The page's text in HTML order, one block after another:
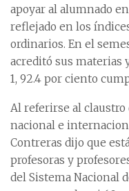
apoyar al alumnado
reflejado en los
ordinarios. En el
acreditó sus materias
1, 92.4 por ciento
Al referirse al
nacional e
Contreras dijo que
profesoras y
del Sistema Nacional